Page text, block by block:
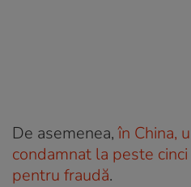
De asemenea,în China,
condamnat la peste
pentru fraudă.